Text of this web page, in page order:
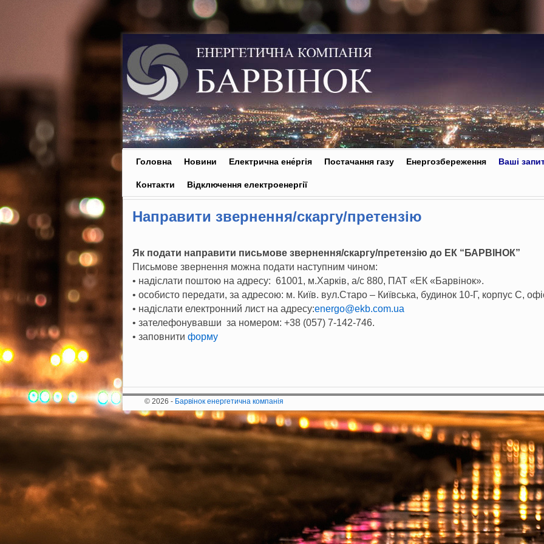
Головна Новини Електрична ене́ргія Постачання газу Енергозбереження Ваші
Контакти Відключення електроенергії
Направити звернення/скаргу/претензію
Як подати направити письмове звернення/скаргу/претензію до ЕК “БАРВІНОК”
Письмове звернення можна подати наступним чином:
• надіслати поштою на адресу: 61001, м.Харків, а/с 880, ПАТ «ЕК «Барвінок».
• особисто передати, за адресою: м. Київ. вул.Старо – Київська, будинок 10-Г, корпус С,
• надіслати електронний лист на адресу:energo@ekb.com.ua
• зателефонувавши за номером: +38 (057) 7-142-746.
• заповнити форму
© 2026 - Барвінок енергетична компанія